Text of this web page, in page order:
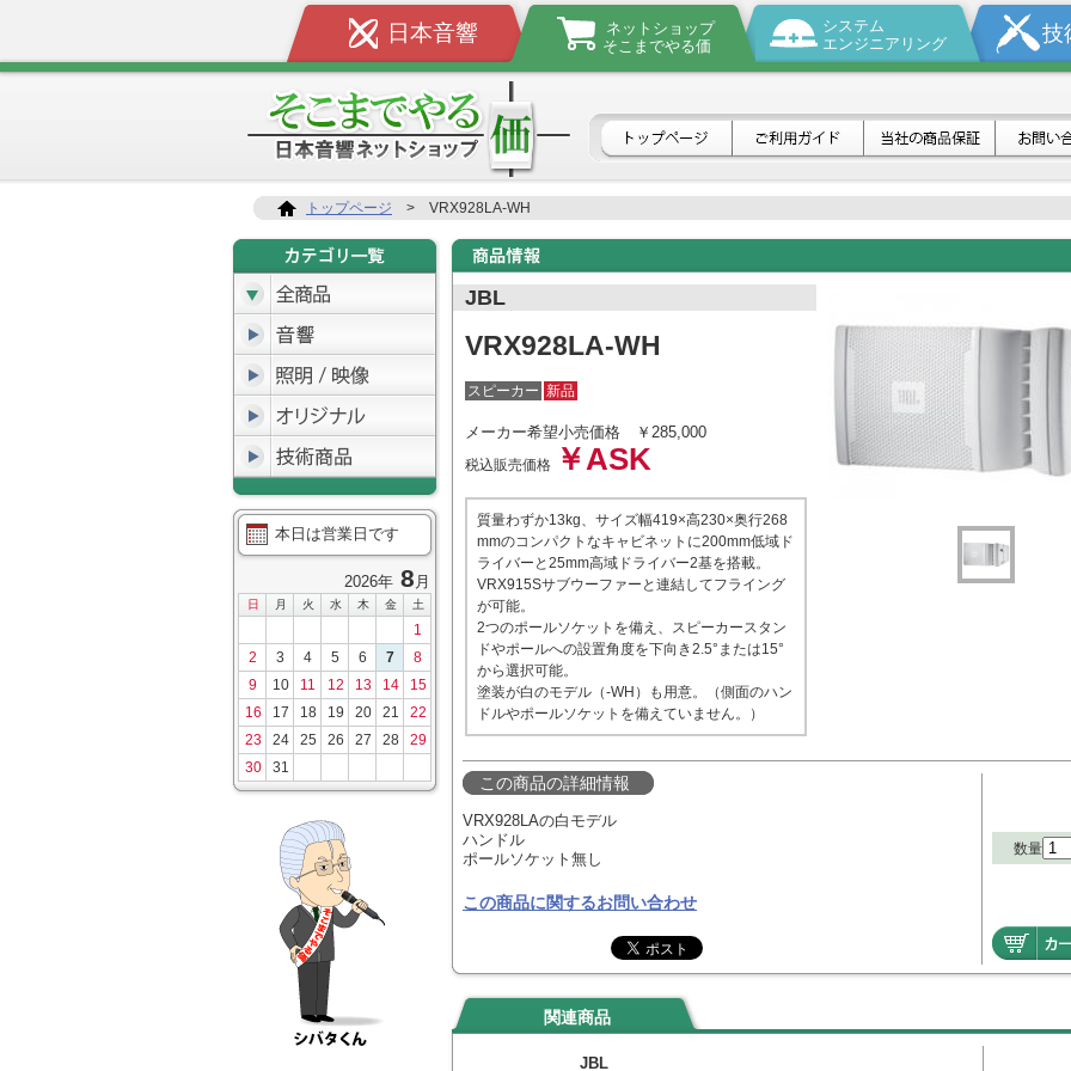
日本音響
ネットショップ
そこまでやる価
システム
エンジニアリング
技
トップページ > VRX928LA-WH
本日は営業日です
2026年 8 月
日 月 火 水 木 金 土
1
2
3 4 5 6 7
8
9
10 11 12 13 14
15
16
17 18 19 20 21
22
23
24 25 26 27 28
29
30
31
JBL
VRX928LA-WH
スピーカー 新品
メーカー希望小売価格 ￥285,000
税込販売価格 ￥ASK
質量わずか13kg、サイズ幅419×高230×奥行268
mmのコンパクトなキャビネットに200mm低域ド
ライバーと25mm高域ドライバー2基を搭載。
VRX915Sサブウーファーと連結してフライング
が可能。
2つのポールソケットを備え、スピーカースタン
ドやポールへの設置角度を下向き2.5°または15°
から選択可能。
塗装が白のモデル（-WH）も用意。（側面のハン
ドルやポールソケットを備えていません。）
この商品の詳細情報
VRX928LAの白モデル
ハンドル
ポールソケット無し
この商品に関するお問い合わせ
数量
関連商品
JBL